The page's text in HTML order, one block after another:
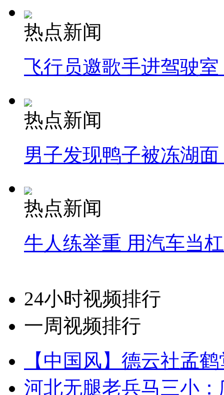
热点新闻
飞行员邀歌手进驾驶
热点新闻
男子发现鸭子被冻湖
热点新闻
牛人练举重 用汽车当
24小时视频排行
一周视频排行
【中国风】德云社孟
河北无腿老兵马三小